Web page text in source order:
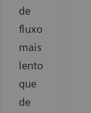
de
fluxo
mais
lento
que
de